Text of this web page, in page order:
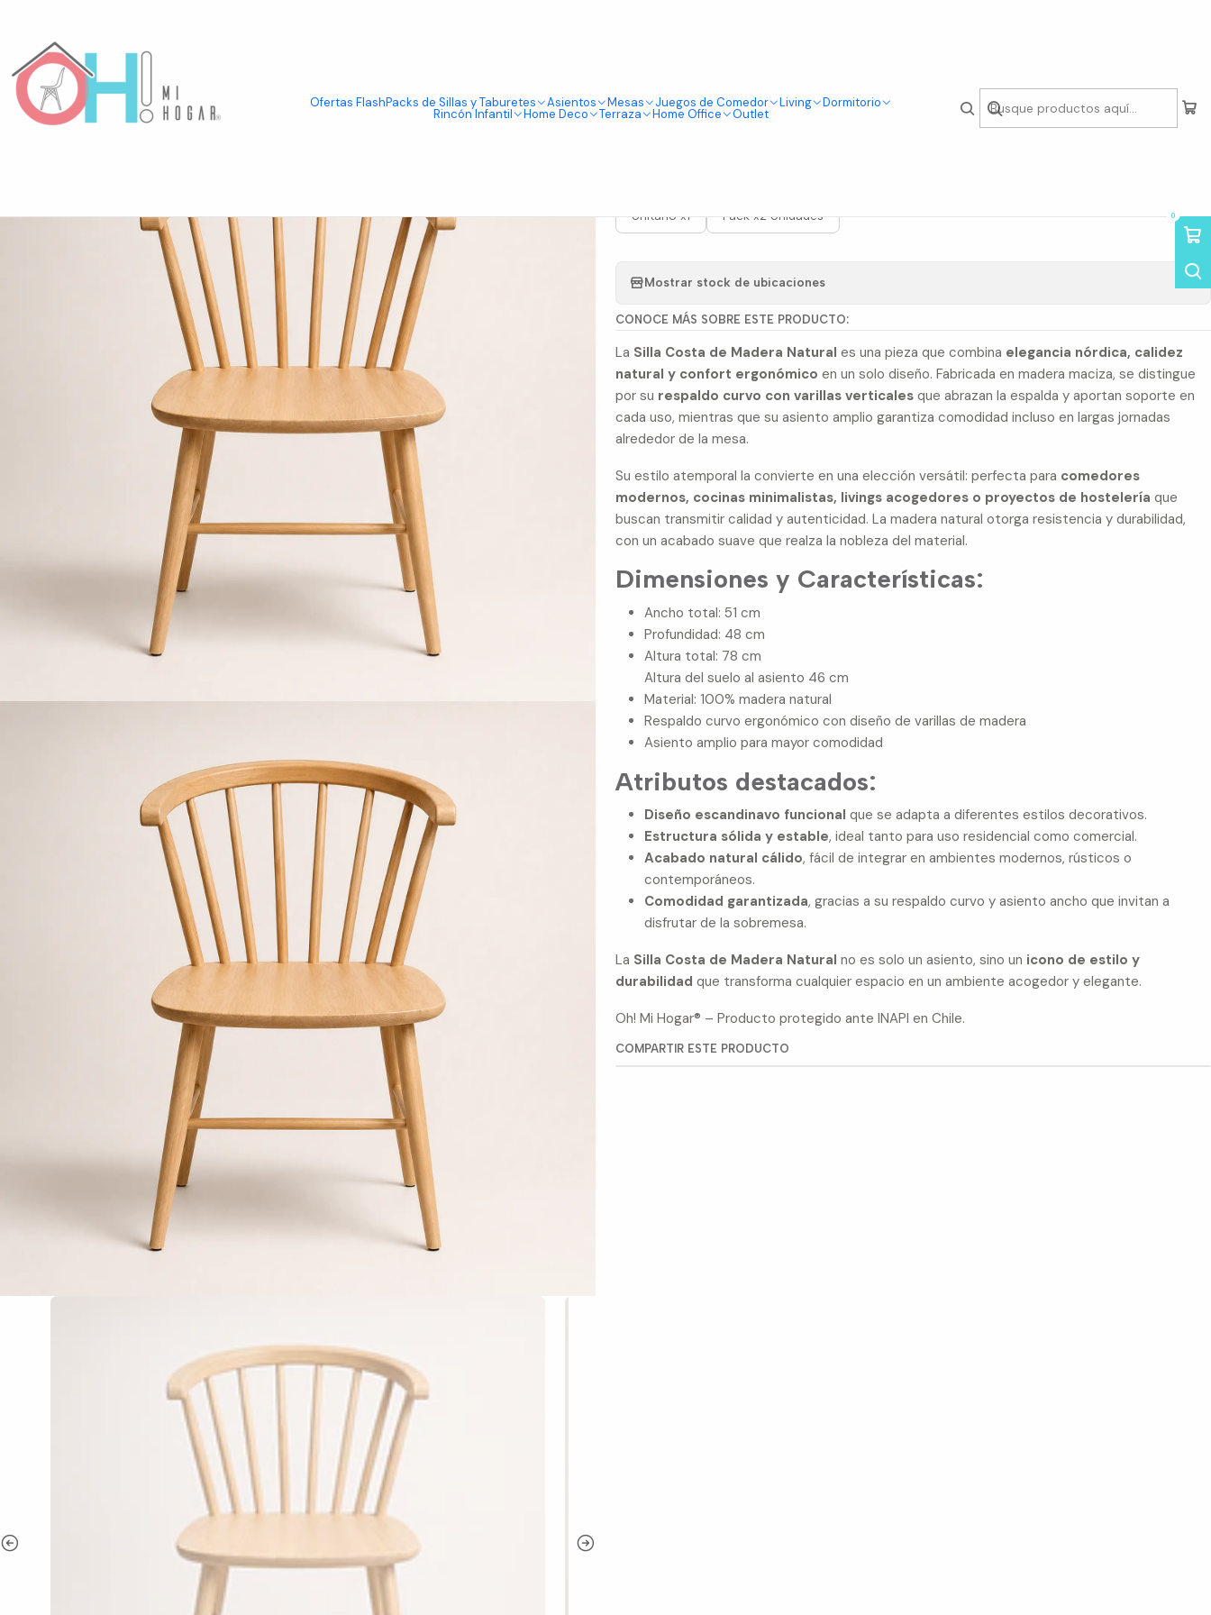
Ofertas FlashPacks de Sillas y Taburetes Asientos Mesas Juegos de Comedor Living Dormitorio
Rincón Infantil Home Deco Terraza Home Office Outlet
0
Asientos
|
Silla Costa de Madera Natural
Unitario x1 Pack x2 Unidades
Mostrar stock de ubicaciones
CONOCE MÁS SOBRE ESTE PRODUCTO:
La Silla Costa de Madera Natural es una pieza que combina elegancia nórdica, calidez
natural y confort ergonómico en un solo diseño. Fabricada en madera maciza, se distingue
por su respaldo curvo con varillas verticales que abrazan la espalda y aportan soporte en
cada uso, mientras que su asiento amplio garantiza comodidad incluso en largas jornadas
alrededor de la mesa.
Su estilo atemporal la convierte en una elección versátil: perfecta para comedores
modernos, cocinas minimalistas, livings acogedores o proyectos de hostelería que
buscan transmitir calidad y autenticidad. La madera natural otorga resistencia y durabilidad,
con un acabado suave que realza la nobleza del material.
Dimensiones y Características:
Ancho total: 51 cm
Profundidad: 48 cm
Altura total: 78 cm
Altura del suelo al asiento 46 cm
Material: 100% madera natural
Respaldo curvo ergonómico con diseño de varillas de madera
Asiento amplio para mayor comodidad
Atributos destacados:
Diseño escandinavo funcional que se adapta a diferentes estilos decorativos.
Estructura sólida y estable, ideal tanto para uso residencial como comercial.
Acabado natural cálido, fácil de integrar en ambientes modernos, rústicos o
contemporáneos.
Comodidad garantizada, gracias a su respaldo curvo y asiento ancho que invitan a
disfrutar de la sobremesa.
La Silla Costa de Madera Natural no es solo un asiento, sino un icono de estilo y
durabilidad que transforma cualquier espacio en un ambiente acogedor y elegante.
Oh! Mi Hogar® – Producto protegido ante INAPI en Chile.
COMPARTIR ESTE PRODUCTO